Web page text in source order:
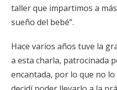
taller que impartimos a
sueño del bebé”.
Hace varios años tuve la
a esta charla, patrocinada
encantada, por lo que no